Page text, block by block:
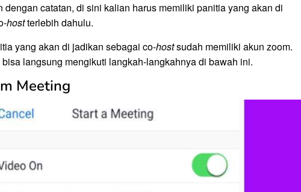
dengan catatan, di sini kalian harus memiliki panitia yang akan di
hostterlebih dahulu.
yang akan di jadikan sebagai co-hostsudah memiliki akun zoom.
langsung mengikuti langkah-langkahnya di bawah ini.
Meeting